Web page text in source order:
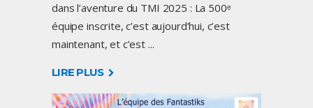
dans l’aventure du TMI 2025 : La 500ᵉ
équipe inscrite, c’est aujourd’hui, c’est
maintenant, et c’est
LIRE PLUS